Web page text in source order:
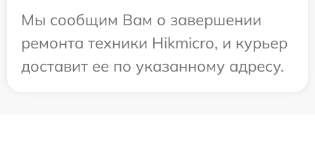
Мы сообщим Вам о завершении
ремонта техники Hikmicro, и курьер
доставит ее по указанному адресу.